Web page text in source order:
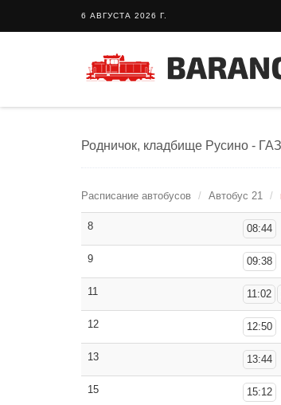
6 АВГУСТА 2026 Г.
Родничок, кладбище Русино -
Расписание автобусов Автобус 21
8 08:44
9 09:38
11 11:02
12 12:50
13 13:44
15 15:12